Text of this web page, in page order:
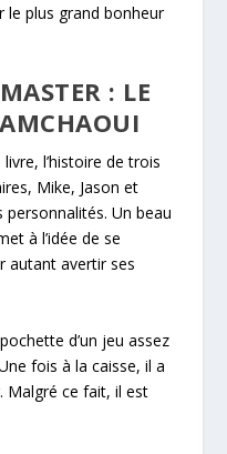
le plus grand bonheur
: LE
l’histoire de trois
Mike, Jason et
Un beau
à l’idée de se
autant avertir ses
d’un jeu assez
fois à la caisse, il a
Malgré ce fait, il est